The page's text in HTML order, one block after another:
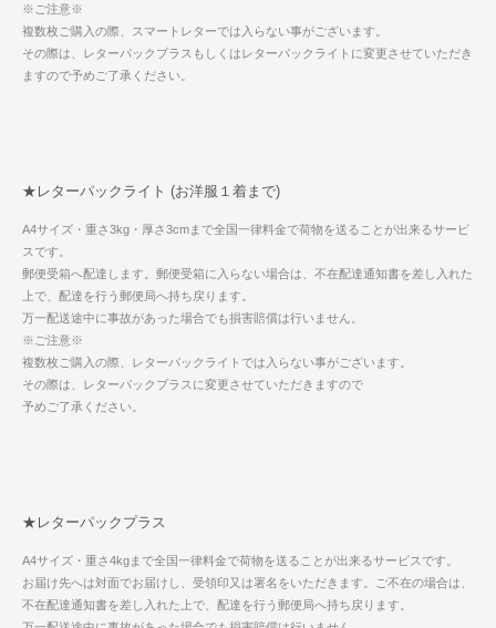
※ご注意※
複数枚ご購入の際、スマートレターでは入らない事がございます。
その際は、レターパックプラスもしくはレターパックライトに変更させていただき
ますので予めご了承ください。
★レターパックライト (お洋服１着まで)
A4サイズ・重さ3kg・厚さ3cmまで全国一律料金で荷物を送ることが出来るサービ
スです。
郵便受箱へ配達します。郵便受箱に入らない場合は、不在配達通知書を差し入れた
上で、配達を行う郵便局へ持ち戻ります。
万一配送途中に事故があった場合でも損害賠償は行いません。
※ご注意※
複数枚ご購入の際、レターパックライトでは入らない事がございます。
その際は、レターパックプラスに変更させていただきますので
予めご了承ください。
★レターパックプラス
A4サイズ・重さ4kgまで全国一律料金で荷物を送ることが出来るサービスです。
お届け先へは対面でお届けし、受領印又は署名をいただきます。ご不在の場合は、
不在配達通知書を差し入れた上で、配達を行う郵便局へ持ち戻ります。